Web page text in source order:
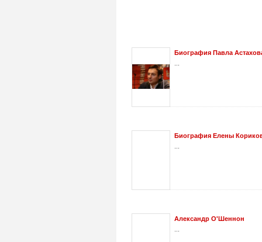
Биография Павла
Биография Елены
Александр О'Шеннон